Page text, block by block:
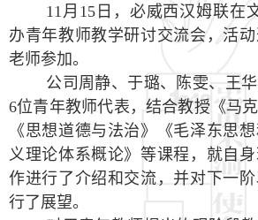
11 月 15 日，必威西汉姆联在
办青年教师教学研讨交流会，活
老师参加。
公司周静、于璐、陈雯、王
6位青年教师代表，结合教授《马
《思想道德与法治》《毛泽东思
义理论体系概论》等课程，就自
作进行了介绍和交流，并对下一
行了展望。